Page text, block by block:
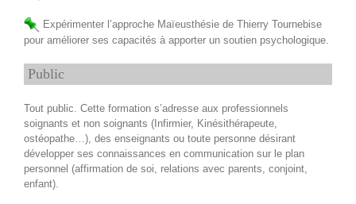
Expérimenter l’approche Maïeusthésie de Thierry Tournebise
pour améliorer ses capacités à apporter un soutien psychologique.
Public
Tout public. Cette formation s’adresse aux professionnels
soignants et non soignants (Infirmier, Kinésithérapeute,
ostéopathe…), des enseignants ou toute personne désirant
développer ses connaissances en communication sur le plan
personnel (affirmation de soi, relations avec parents, conjoint,
enfant).